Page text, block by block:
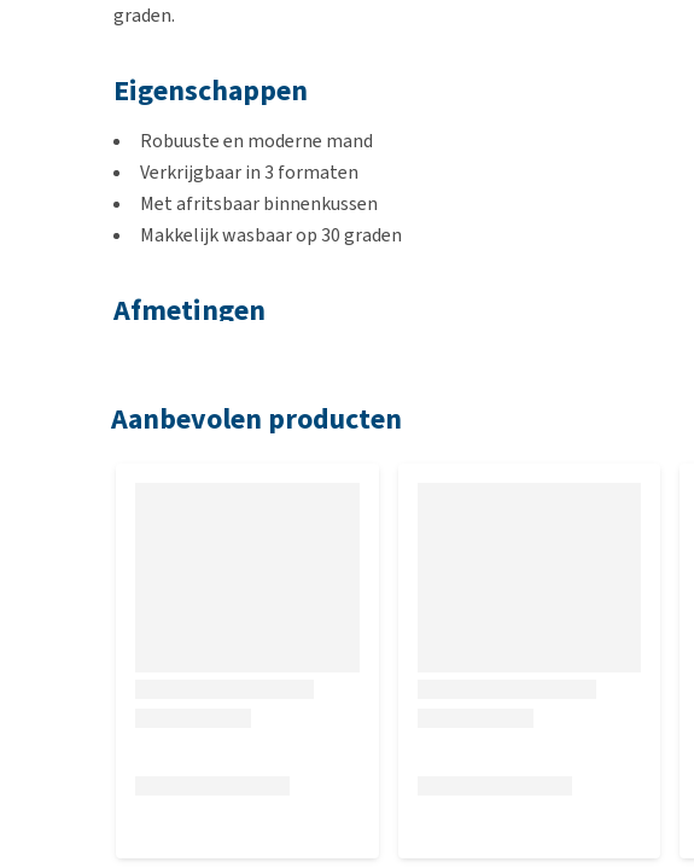
graden.
Eigenschappen
Robuuste en moderne mand
Verkrijgbaar in 3 formaten
Met afritsbaar binnenkussen
Makkelijk wasbaar op 30 graden
Afmetingen
M: 70 cm
Aanbevolen producten